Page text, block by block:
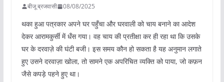
बीजू ब्रजवासी 08/08/2025
थका हुआ पत्रकार अपने घर पहुँचा और घरवाली को चाय बनाने का आदेश
देकर आरामकुर्सी में धँस गया। वह चाय की प्रतीक्षा कर ही रहा था कि उसके
घर के दरवाज़े की घंटी बजी। इस समय कौन हो सकता है यह अनुमान लगाते
हुए उसने दरवाज़ा खोला, तो सामने एक अपरिचित व्यक्ति को पाया, जो कफ़न
जैसे कपड़े पहने हुए था।